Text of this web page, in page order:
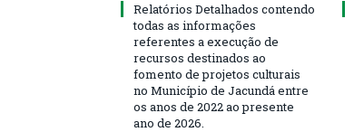
Relatórios Detalhados contendo
todas as informações
referentes a execução de
recursos destinados ao
fomento de projetos culturais
no Município de Jacundá entre
os anos de 2022 ao presente
ano de 2026.